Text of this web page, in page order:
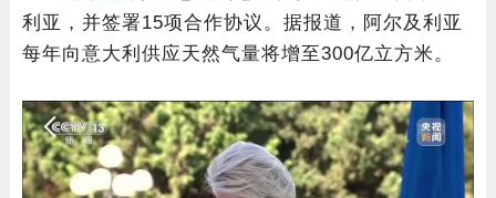
利亚，并签署15项合作协议。据报道，阿尔及利亚
每年向意大利供应天然气量将增至300亿立方米。